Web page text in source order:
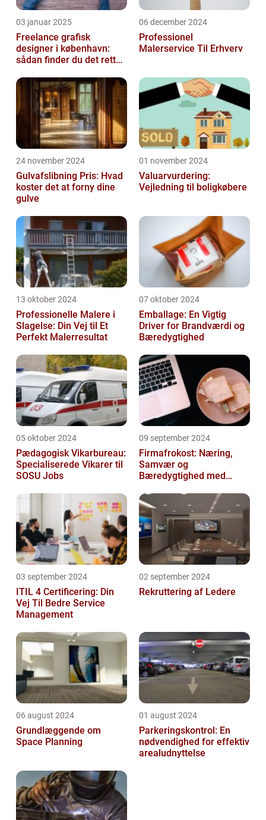
03 januar 2025
Freelance grafisk
designer i københavn:
sådan finder du det rette
06 december 2024
Professionel
Malerservice Til Erhverv
24 november 2024
Gulvafslibning Pris: Hvad
koster det at forny dine
gulve
01 november 2024
Valuarvurdering:
Vejledning til boligkøbere
13 oktober 2024
Professionelle Malere i
Slagelse: Din Vej til Et
Perfekt Malerresultat
07 oktober 2024
Emballage: En Vigtig
Driver for Brandværdi og
Bæredygtighed
05 oktober 2024
Pædagogisk Vikarbureau:
Specialiserede Vikarer til
SOSU Jobs
09 september 2024
Firmafrokost: Næring,
Samvær og
Bæredygtighed med
03 september 2024
ITIL 4 Certificering: Din
Vej Til Bedre Service
Management
02 september 2024
Rekruttering af Ledere
06 august 2024
Grundlæggende om
Space Planning
01 august 2024
Parkeringskontrol: En
nødvendighed for effektiv
arealudnyttelse